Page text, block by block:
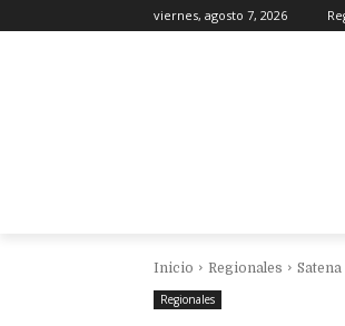
viernes, agosto 7, 2026
Inicio Regionales
Regionales